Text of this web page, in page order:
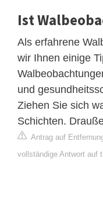
Ist
Als erfahrene
wir Ihnen einige
und
Ziehen Sie sich
Schichten.
Antrag auf
vollständige Antwort auf